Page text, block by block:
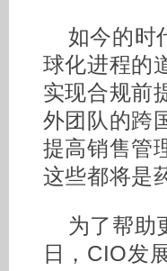
如今的时
球化进程的
实现合规前
外团队的跨
提高销售管
这些都将是
为了帮助
日，CIO发